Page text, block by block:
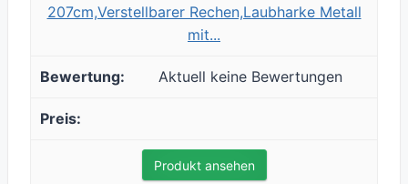
207cm,Verstellbarer Rechen,Laubharke Metall
mit...
Aktuell keine Bewertungen
Produkt ansehen